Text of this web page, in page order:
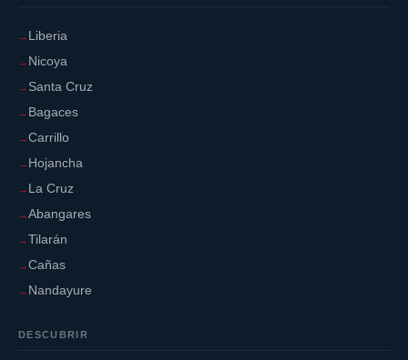
Liberia
Nicoya
Santa Cruz
Bagaces
Carrillo
Hojancha
La Cruz
Abangares
Tilarán
Cañas
Nandayure
DESCUBRIR